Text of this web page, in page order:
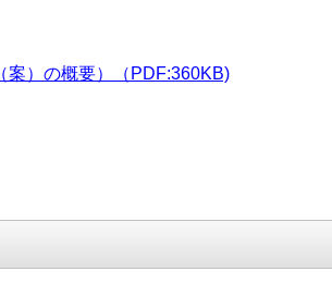
案）の概要）（PDF:360KB)